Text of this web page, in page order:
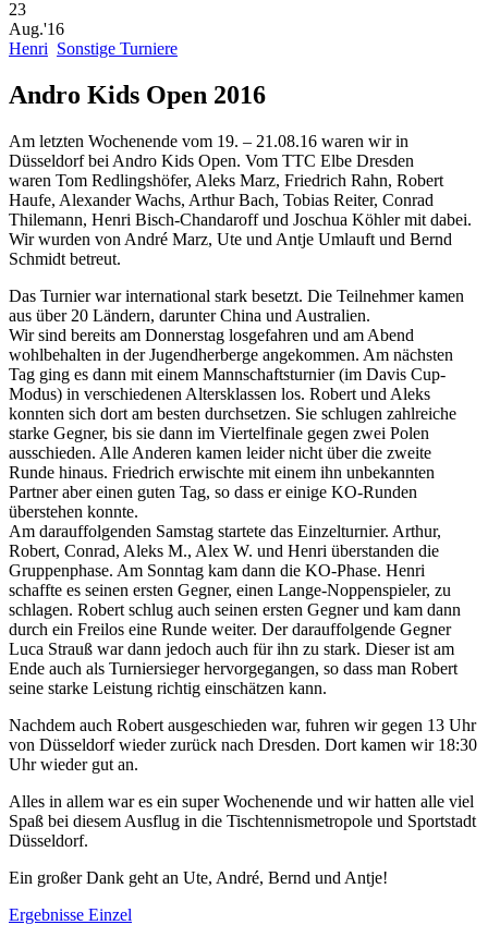
23
Aug.'16
Henri Sonstige Turniere
Andro Kids Open 2016
Am letzten Wochenende vom 19. – 21.08.16 waren wir in
Düsseldorf bei Andro Kids Open. Vom TTC Elbe Dresden
waren Tom Redlingshöfer, Aleks Marz, Friedrich Rahn, Robert
Haufe, Alexander Wachs, Arthur Bach, Tobias Reiter, Conrad
Thilemann, Henri Bisch-Chandaroff und Joschua Köhler mit dabei.
Wir wurden von André Marz, Ute und Antje Umlauft und Bernd
Schmidt betreut.
Das Turnier war international stark besetzt. Die Teilnehmer kamen
aus über 20 Ländern, darunter China und Australien.
Wir sind bereits am Donnerstag losgefahren und am Abend
wohlbehalten in der Jugendherberge angekommen. Am nächsten
Tag ging es dann mit einem Mannschaftsturnier (im Davis Cup-
Modus) in verschiedenen Altersklassen los. Robert und Aleks
konnten sich dort am besten durchsetzen. Sie schlugen zahlreiche
starke Gegner, bis sie dann im Viertelfinale gegen zwei Polen
ausschieden. Alle Anderen kamen leider nicht über die zweite
Runde hinaus. Friedrich erwischte mit einem ihn unbekannten
Partner aber einen guten Tag, so dass er einige KO-Runden
überstehen konnte.
Am darauffolgenden Samstag startete das Einzelturnier. Arthur,
Robert, Conrad, Aleks M., Alex W. und Henri überstanden die
Gruppenphase. Am Sonntag kam dann die KO-Phase. Henri
schaffte es seinen ersten Gegner, einen Lange-Noppenspieler, zu
schlagen. Robert schlug auch seinen ersten Gegner und kam dann
durch ein Freilos eine Runde weiter. Der darauffolgende Gegner
Luca Strauß war dann jedoch auch für ihn zu stark. Dieser ist am
Ende auch als Turniersieger hervorgegangen, so dass man Robert
seine starke Leistung richtig einschätzen kann.
Nachdem auch Robert ausgeschieden war, fuhren wir gegen 13 Uhr
von Düsseldorf wieder zurück nach Dresden. Dort kamen wir 18:30
Uhr wieder gut an.
Alles in allem war es ein super Wochenende und wir hatten alle viel
Spaß bei diesem Ausflug in die Tischtennismetropole und Sportstadt
Düsseldorf.
Ein großer Dank geht an Ute, André, Bernd und Antje!
Ergebnisse Einzel